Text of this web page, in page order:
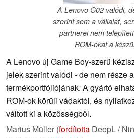
A Lenovo G02 valódi,
szerint sem a vállalat,
partnerei nem
ROM-okat a
A Lenovo új Game Boy-szerű
jelek szerint valódi - de nem része
termékportfóliójának. A gyártó
ROM-ok körüli vádaktól, és
váltott ki a közösségből.
Marius Müller (fordította DeepL /